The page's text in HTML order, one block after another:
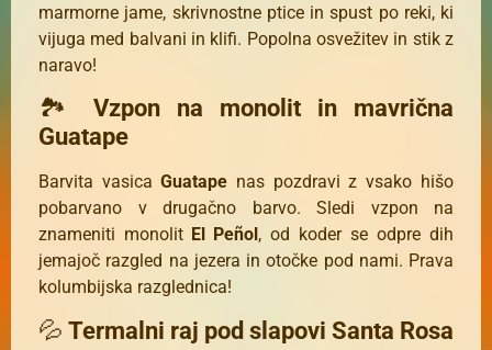
marmorne jame, skrivnostne ptice in spust po reki, ki
vijuga med balvani in klifi. Popolna osvežitev in stik z
naravo!
🏞 Vzpon na monolit in mavrična
Guatape
Barvita vasica Guatape nas pozdravi z vsako hišo
pobarvano v drugačno barvo. Sledi vzpon na
znameniti monolit El Peñol , od koder se odpre dih
jemajoč razgled na jezera in otočke pod nami. Prava
kolumbijska razglednica!
💦 Termalni raj pod slapovi Santa Rosa